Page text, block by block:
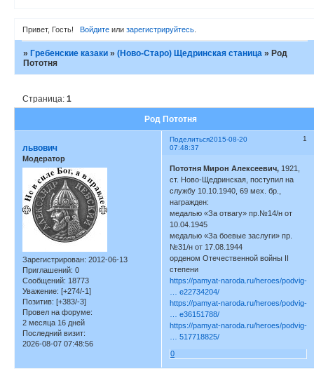
Привет, Гость! Войдитеили зарегистрируйтесь.
»Гребенские казаки »(Ново-Старо) Щедринская станица »Род
Пототня
Род Пототня
Страница:1
Поделиться 1
2015-08-20
07:48:37
львович
Модератор
Зарегистрирован: 2012-06-13
Приглашений: 0
Сообщений: 18773
Уважение: [+274/-1]
Позитив: [+383/-3]
Провел на форуме:
2 месяца 16 дней
Последний визит:
2026-08-07 07:48:56
Пототня Мирон Алексеевич, 1921,
ст. Ново-Щедринская, поступил на
службу 10.10.1940, 69 мех. бр.,
награжден:
медалью «За отвагу» пр.№14/н от
10.04.1945
медалью «За боевые заслуги» пр.
№31/н от 17.08.1944
орденом Отечественной войны II
степени
https://pamyat-naroda.ru/heroes/podvig-
… e22734204/
https://pamyat-naroda.ru/heroes/podvig-
… e36151788/
https://pamyat-naroda.ru/heroes/podvig-
… 517718825/
0